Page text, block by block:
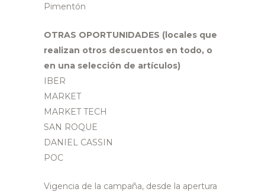
Pimentón
OTRAS OPORTUNIDADES (locales que
realizan otros descuentos en todo, o
en una selección de artículos)
IBER
MARKET
MARKET TECH
SAN ROQUE
DANIEL CASSIN
POC
Vigencia de la campaña, desde la apertura